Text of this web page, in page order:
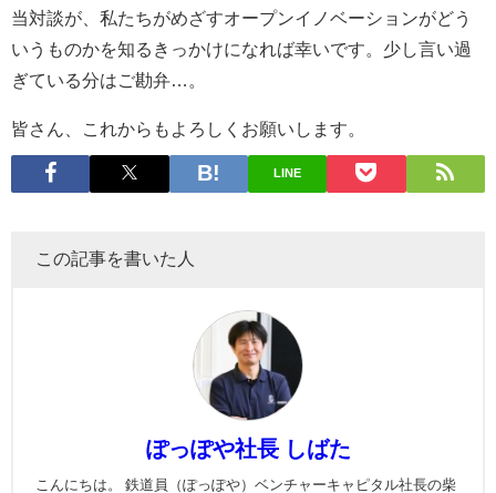
当対談が、私たちがめざすオープンイノベーションがどう
いうものかを知るきっかけになれば幸いです。少し言い過
ぎている分はご勘弁…。
皆さん、これからもよろしくお願いします。
LINE
この記事を書いた人
ぽっぽや社長 しばた
こんにちは。 鉄道員（ぽっぽや）ベンチャーキャピタル社長の柴